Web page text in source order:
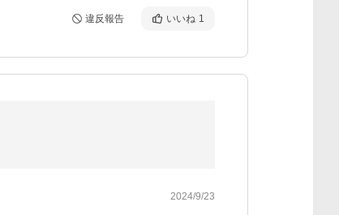
違反報告 いいね 1
2024/9/23